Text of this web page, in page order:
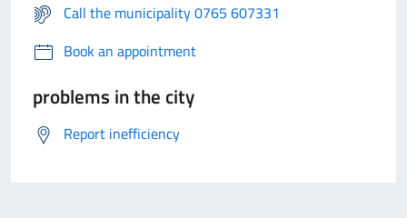
Call the municipality 0765 607331
Book an appointment
problems in the city
Report inefficiency